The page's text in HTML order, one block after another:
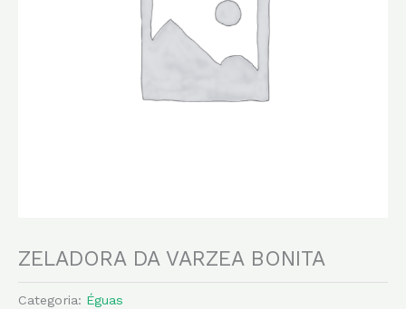
ZELADORA DA VARZEA BONITA
Categoria: Éguas